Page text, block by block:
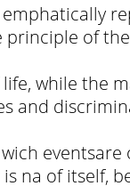
principle of
while the
and
eventsare
is na of itself,